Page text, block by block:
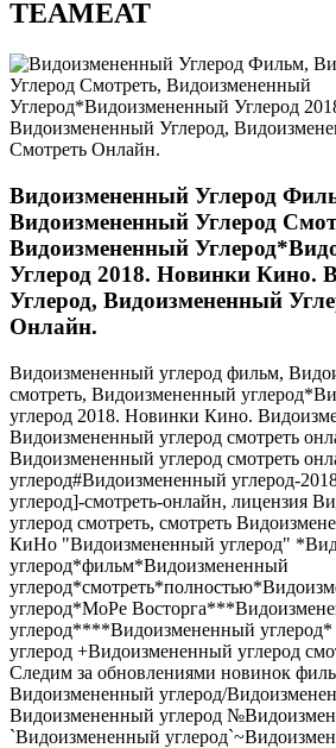
TEAMEAT
Видоизмененный Углерод
Видоизмененный Углерод
Видоизмененный
Углерод 2018. Новинки Кино.
Углерод, Видоизмененный
Онлайн.
Видоизмененный углерод фильм,
смотреть, Видоизмененный
углерод 2018. Новинки Кино.
Видоизмененный углерод смотреть
Видоизмененный углерод смотреть
углерод#Видоизмененный углерод-
углерод]-смотреть-онлайн, лицензия
углерод смотреть, смотреть
КиНо "Видоизмененный углерод"
углерод*фильм*Видоизмененный
углерод*МоРе
углерод****Видоизмененный
углерод +Видоизмененный углерод
Следим за обновлениями новинок
Видоизмененный углерод/
Видоизмененный углерод
`Видоизмененный